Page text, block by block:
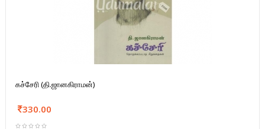
கச்சேரி (தி.ஜானகிராமன்)
330.00